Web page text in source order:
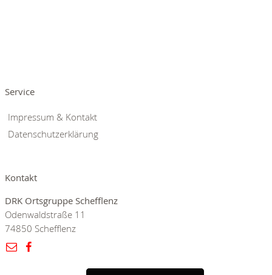
Service
Impressum & Kontakt
Datenschutzerklärung
Kontakt
DRK Ortsgruppe Schefflenz
Odenwaldstraße 11
74850 Schefflenz